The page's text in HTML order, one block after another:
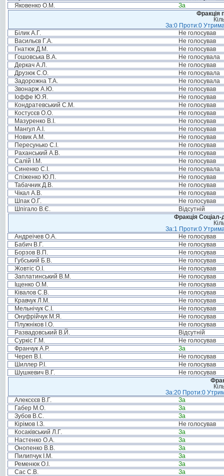
Яковенко О.М.
За
Фракція
За:0 Проти:0
Білик А.Г.
Не голосував
Васильєв Г.А.
Не голосував
Гнатюк Д.М.
Не голосував
Гошовська В.А.
Не голосувала
Деркач А.Л.
Не голосував
Друзюк С.О.
Не голосувала
Задорожна Т.А.
Не голосувала
Звонарж А.Ю.
Не голосував
Іоффе Ю.Я.
Не голосував
Кондратевський С.М.
Не голосував
Костусєв О.О.
Не голосував
Мазуренко В.І.
Не голосував
Мангул А.І.
Не голосував
Новик А.М.
Не голосував
Пересунько С.І.
Не голосував
Раханський А.В.
Не голосував
Салій І.М.
Не голосував
Синенко С.І.
Не голосувала
Спіженко Ю.П.
Не голосував
Табачник Д.В.
Не голосував
Чікал А.В.
Не голосував
Шпак О.Г.
Не голосував
Шпігало В.Є.
Відсутній
Фракція Соціал-
За:1 Проти:0
Андреічев О.А.
Не голосував
Бабич В.Г.
Не голосував
Борзов В.П.
Не голосував
Губський Б.В.
Не голосував
Жовтіс О.І.
Не голосував
Заплатинський В.М.
Не голосував
Іщенко О.М.
Не голосував
Ківалов С.В.
Не голосував
Кравчук Л.М.
Не голосував
Мельнічук С.І.
Не голосував
Онуфрійчук М.Я.
Не голосував
Плужніков І.О.
Не голосував
Развадовський В.Й.
Відсутній
Суркіс Г.М.
Не голосував
Франчук А.Р.
За
Череп В.І.
Не голосував
Шиллер Р.І.
Не голосував
Шушкевич В.Г.
Не голосував
За:20 Проти:0
Алексєєв В.Г.
За
Габер М.О.
За
Зубов В.С.
За
Кірімов І.З.
Не голосував
Косаківський Л.Г.
За
Настенко О.А.
За
Онопенко В.В.
За
Пилипчук І.М.
За
Ременюк О.І.
За
Сас С.В.
За